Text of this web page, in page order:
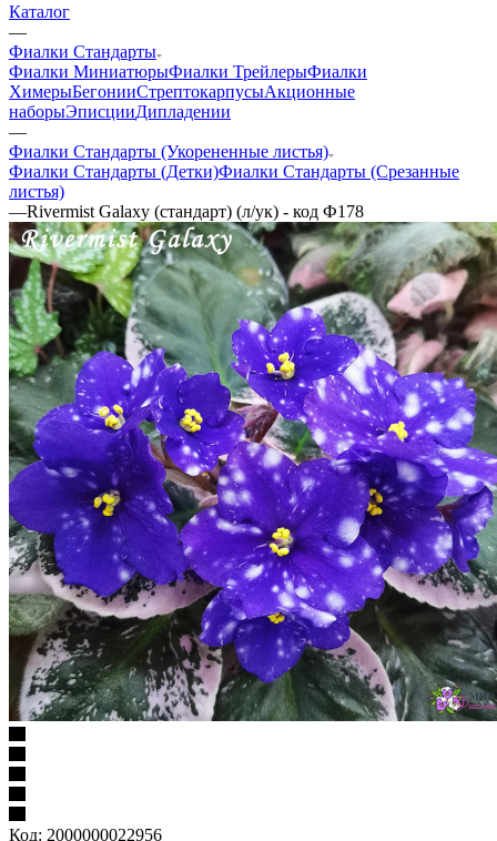
Каталог
—
Фиалки Стандарты
Фиалки МиниатюрыФиалки ТрейлерыФиалки
ХимерыБегонииСтрептокарпусыАкционные
наборыЭписцииДипладении
—
Фиалки Стандарты (Укорененные листья)
Фиалки Стандарты (Детки)Фиалки Стандарты (Срезанные
листья)
—Rivermist Galaxy (стандарт) (л/ук) - код Ф178
Код: 2000000022956